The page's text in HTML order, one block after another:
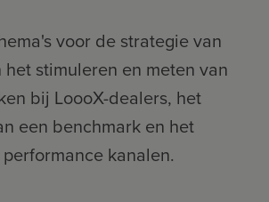
voor de strategie van
stimuleren en meten van
bij LoooX-dealers, het
een benchmark en het
kanalen.